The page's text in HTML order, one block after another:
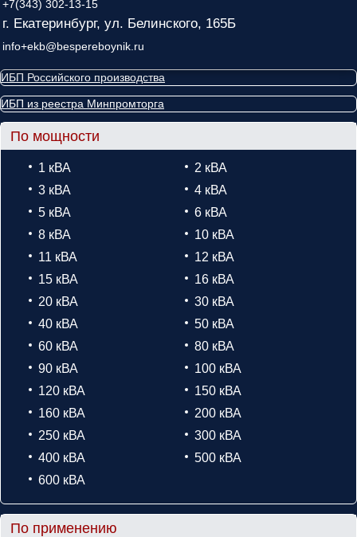
+7(343) 302-13-15
г. Екатеринбург, ул. Белинского, 165Б
info+ekb@bespereboynik.ru
ИБП Российского производства
ИБП из реестра Минпромторга
По мощности
1 кВА
2 кВА
3 кВА
4 кВА
5 кВА
6 кВА
8 кВА
10 кВА
11 кВА
12 кВА
15 кВА
16 кВА
20 кВА
30 кВА
40 кВА
50 кВА
60 кВА
80 кВА
90 кВА
100 кВА
120 кВА
150 кВА
160 кВА
200 кВА
250 кВА
300 кВА
400 кВА
500 кВА
600 кВА
По применению